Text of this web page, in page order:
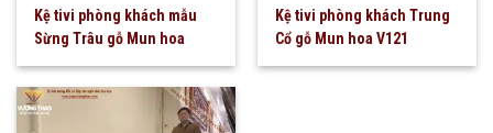
Kệ tivi phòng khách mẫu
Sừng Trâu gỗ Mun hoa
Kệ tivi phòng khách Trung
Cổ gỗ Mun hoa V121